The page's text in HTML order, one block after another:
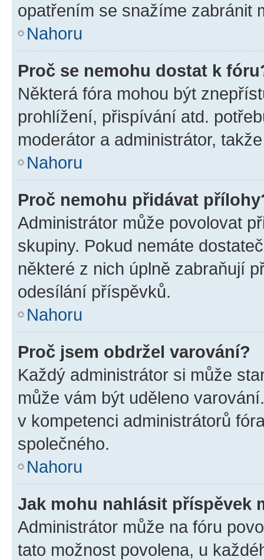
opatřením se snažíme zabránit
Nahoru
Proč se nemohu dostat k
Některá fóra mohou být
prohlížení, přispívání atd.
moderátor a administrátor,
Nahoru
Proč nemohu přidávat
Administrátor může povolovat
skupiny. Pokud nemáte
některé z nich úplně zabraňují
odesílání příspěvků.
Nahoru
Proč jsem obdržel varování?
Každý administrátor si může
může vám být uděleno
v kompetenci administrátorů
společného.
Nahoru
Jak mohu nahlásit příspěvek
Administrátor může na fóru
tato možnost povolena, u